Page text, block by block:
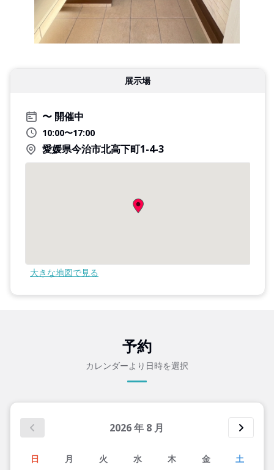
展示場
開催中
10:00〜17:00
愛媛県今治市北高下町1-4-3
大きな地図で見る
予約
カレンダーより日時を選択
2026年 8 月
日 月 火 水 木 金 土